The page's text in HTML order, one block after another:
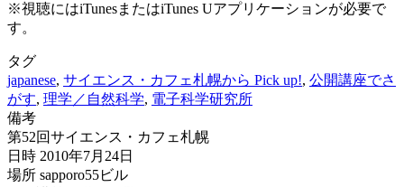
※視聴にはiTunesまたはiTunes Uアプリケーションが必要で
す。
タグ
japanese, サイエンス・カフェ札幌から Pick up!, 公開講座でさ
がす, 理学／自然科学, 電子科学研究所
備考
第52回サイエンス・カフェ札幌
日時 2010年7月24日
場所 sapporo55ビル